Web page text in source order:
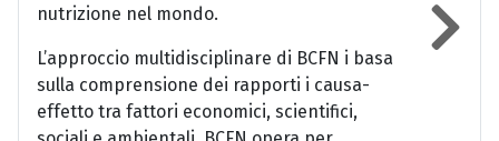
nutrizione nel mondo.
L’approccio multidisciplinare di BCFN i basa
sulla comprensione dei rapporti i causa-
effetto tra fattori economici, scientifici,